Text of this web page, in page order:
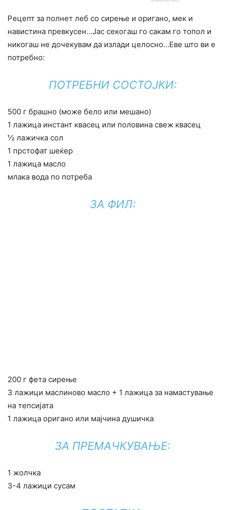
Рецепт за полнет леб со сирење и оригано, мек и
навистина превкусен…Јас секогаш го сакам го топол и
никогаш не дочекувам да излади целосно…Еве што ви е
потребно:
ПОТРЕБНИ СОСТОЈКИ:
500 г брашно (може бело или мешано)
1 лажица инстант квасец или половина свеж квасец
½ лажичка сол
1 прстофат шеќер
1 лажица масло
млака вода по потреба
ЗА ФИЛ:
200 г фета сирење
3 лажици маслиново масло + 1 лажица за намастување
на тепсијата
1 лажица оригано или мајчина душичка
ЗА ПРЕМАЧКУВАЊЕ:
1 жолчка
3-4 лажици сусам